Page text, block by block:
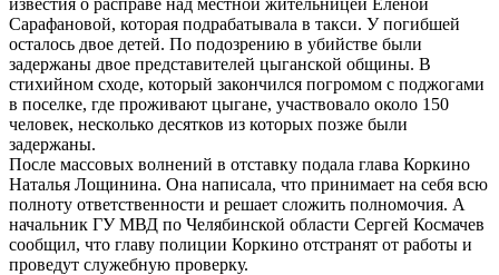
Сарафановой, которая подрабатывала в такси. У погибшей
осталось двое детей. По подозрению в убийстве были
задержаны двое представителей цыганской общины. В
стихийном сходе, который закончился погромом с поджогами
в поселке, где проживают цыгане, участвовало около 150
человек, несколько десятков из которых позже были
задержаны.
После массовых волнений в отставку подала глава Коркино
Наталья Лощинина. Она написала, что принимает на себя всю
полноту ответственности и решает сложить полномочия. А
начальник ГУ МВД по Челябинской области Сергей Космачев
сообщил, что главу полиции Коркино отстранят от работы и
проведут служебную проверку.